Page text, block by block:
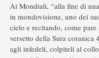
Ai Mondiali, “alla fine di
in mondovisione, uno dei
cielo e recitando, come
versetto della Sura coranica
agli infedeli, colpiteli al